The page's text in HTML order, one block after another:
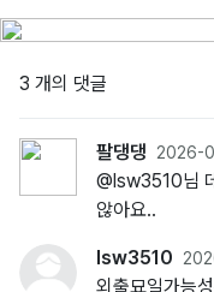
3 개의 댓글
팔댕댕 2026-
@lsw3510님
않아요..
lsw3510
외출묘일가능